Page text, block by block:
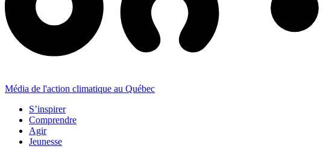
Média de l'action climatique au Québec
S’inspirer
Comprendre
Agir
Jeunesse